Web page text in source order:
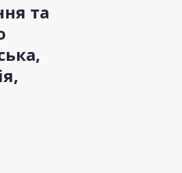
та